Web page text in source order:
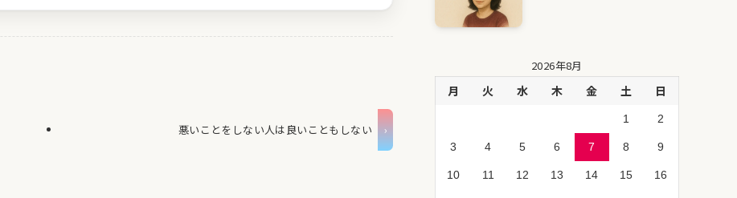
悪いことをしない人は良いこともしない
2026年8月
月 火 水 木 金 土 日
1 2
3 4 5 6 7 8 9
10 11 12 13 14 15 16